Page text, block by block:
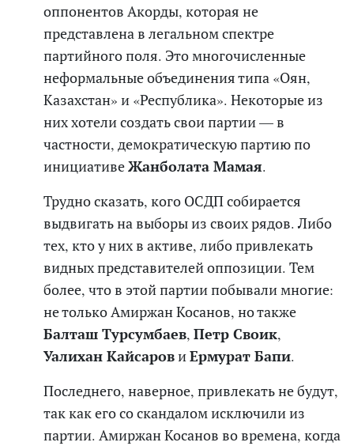
оппонентов Акорды, которая не
представлена в легальном спектре
партийного поля. Это многочисленные
неформальные объединения типа «Оян,
Казахстан» и «Республика». Некоторые из
них хотели создать свои партии — в
частности, демократическую партию по
инициативеЖанболата Мамая.
Трудно сказать, кого ОСДП собирается
выдвигать на выборы из своих рядов. Либо
тех, кто у них в активе, либо привлекать
видных представителей оппозиции. Тем
более, что в этой партии побывали многие:
не только Амиржан Косанов, но также
Балташ Турсумбаев, Петр Своик,
Уалихан КайсаровиЕрмурат Бапи.
Последнего, наверное, привлекатьне будут,
так как его со скандалом исключили из
партии. Амиржан Косанов во времена, когда